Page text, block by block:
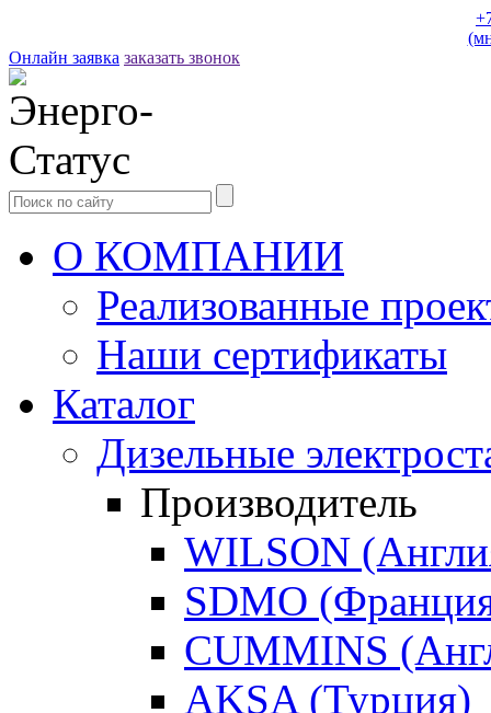
Онлайн заявка заказать звонок
О КОМПАНИИ
Реализованные
Наши сертификаты
Каталог
Дизельные
Производитель
WILSON
SDMO
CUMMINS
AKSA (Турция)